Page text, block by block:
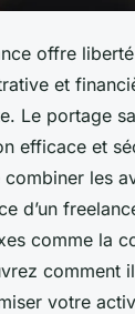
offre
et
Le portage
efficace et
les
d’un
comme la
comment
votre